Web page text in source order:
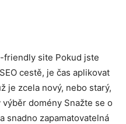
friendly site Pokud jste
cestě, je čas aplikovat
je zcela nový, nebo starý,
domény Snažte se o
snadno zapamatovatelná